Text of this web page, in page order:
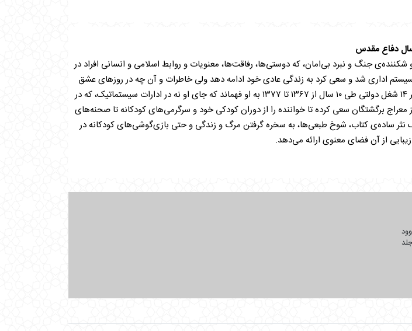
سال دفاع مقدس
جنگ و نبرد بی‌امان، که دوستی‌ها، رفاقت‌ها، معنویات و روابط اسلامی و انسانی افراد در
جنگ با یکدیگر می‌باشد.حمید داودآبادی با پایان جنگ در سال ۱۳۶۷ جذب سیستم اداری شد و سعی کرد به زندگی عادی خود ادامه دهد ولی خاطرات و آن‌ چه در روزهای عشق
و حماسه شاهدشان بود، باعث شد تا به تفکر بیفتد و جایگاه اصلی خویش را بجوید. تغییر ۱۴ شغل دولتی طی ۱۰ سال از ۱۳۶۷ تا ۱۳۷۷ به او فهماند که جای او نه در ادارات سیستماتیک، که در
است.حمید داوودآبادی متولد۱۳۴۴ تهران، در کتاب از معراج برگشتگان سعی کرده تا خواننده را از دوران کودکی خود و سرگرمی‌های کودکانه تا صحنه‌های
ساده‌ی کتاب، شوخ طبعی‌ها، به سخره گرفتن مرگ و زندگی و حتی بازی‌گوشی‌های کودکانه در
از آن فضای معنوی ارائه می‌دهد.